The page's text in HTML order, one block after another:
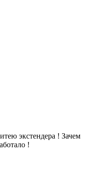
экстендера ! Зачем
!